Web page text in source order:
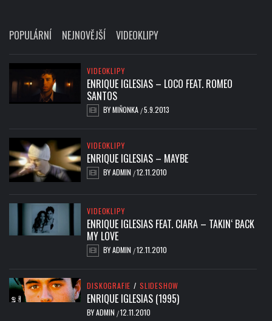
POPULÁRNÍ NEJNOVĚJŠÍ VIDEOKLIPY
VIDEOKLIPY
ENRIQUE IGLESIAS – LOCO FEAT. ROMEO
SANTOS
BYMIŇONKA /5.9.2013
VIDEOKLIPY
ENRIQUE IGLESIAS – MAYBE
BYADMIN /12.11.2010
VIDEOKLIPY
ENRIQUE IGLESIAS FEAT. CIARA – TAKIN‘ BACK
MY LOVE
BYADMIN /12.11.2010
DISKOGRAFIE / SLIDESHOW
ENRIQUE IGLESIAS (1995)
BYADMIN /12.11.2010